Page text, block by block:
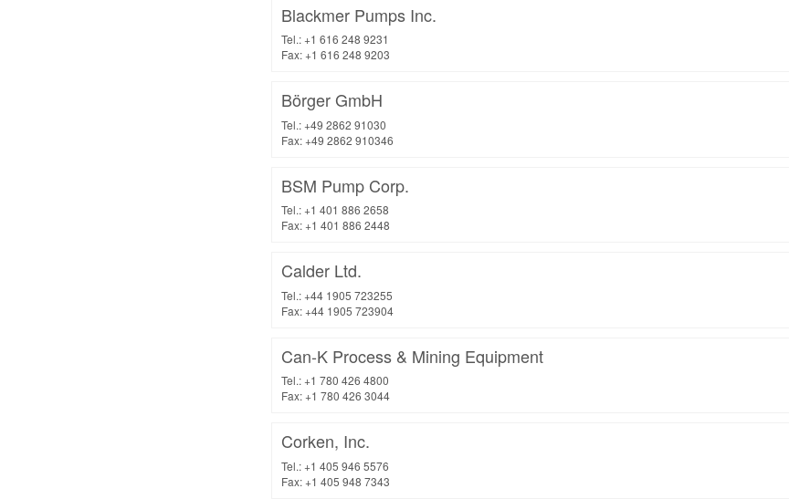
Blackmer Pumps Inc.
Tel.: +1 616 248 9231
Fax: +1 616 248 9203
Börger GmbH
Tel.: +49 2862 91030
Fax: +49 2862 910346
BSM Pump Corp.
Tel.: +1 401 886 2658
Fax: +1 401 886 2448
Calder Ltd.
Tel.: +44 1905 723255
Fax: +44 1905 723904
Can-K Process & Mining Equipment
Tel.: +1 780 426 4800
Fax: +1 780 426 3044
Corken, Inc.
Tel.: +1 405 946 5576
Fax: +1 405 948 7343